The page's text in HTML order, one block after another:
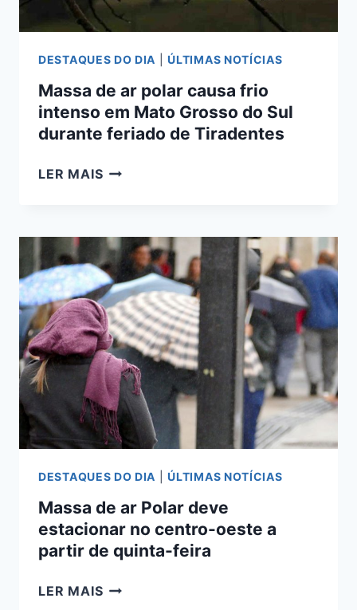
DESTAQUES DO DIA |ÚLTIMAS NOTÍCIAS
Massa de ar polar causa frio
intenso em Mato Grosso do Sul
durante feriado de Tiradentes
LER MAISMASSA
CAUSA
FRIO
INTENSO
EM
MATO
GROSSO
DO
SUL
DURANTE
FERIADO
DE
TIRADENTES
DESTAQUES DO DIA |ÚLTIMAS NOTÍCIAS
Massa de ar Polar deve
estacionar no centro-oeste a
partir de quinta-feira
LER MAISMASSA